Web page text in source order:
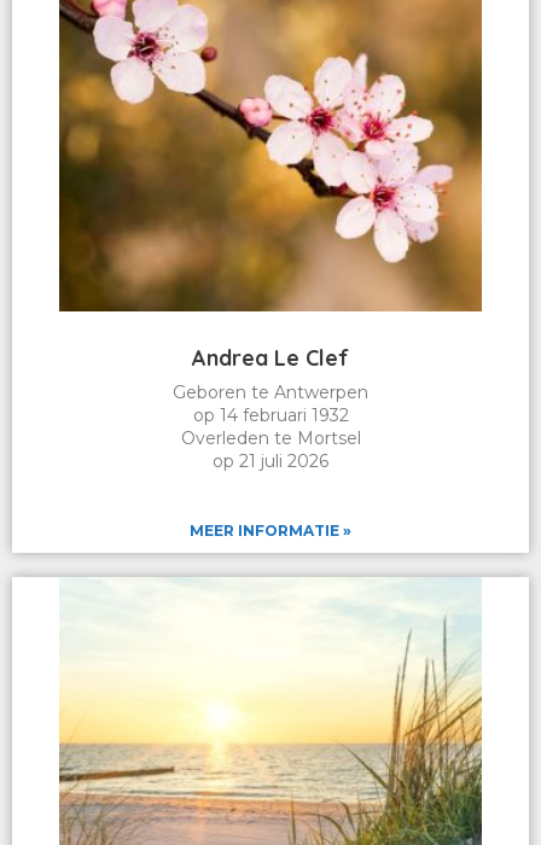
Andrea Le Clef
Geboren te Antwerpen
op 14 februari 1932
Overleden te Mortsel
op 21 juli 2026
MEER INFORMATIE »